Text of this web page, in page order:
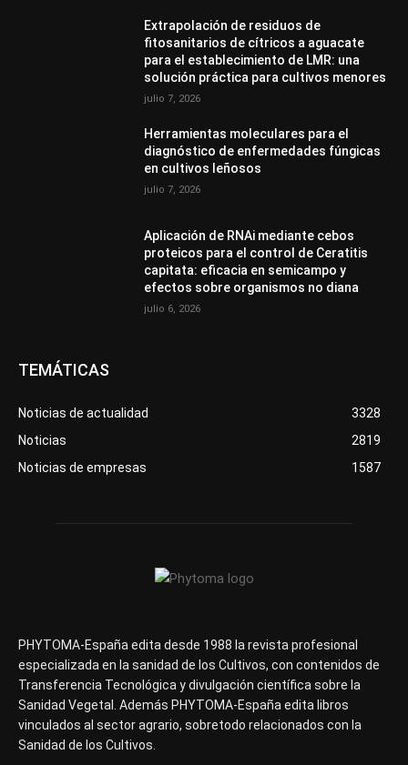
Extrapolación de residuos de
fitosanitarios de cítricos a aguacate
para el establecimiento de LMR: una
solución práctica para cultivos menores
julio 7, 2026
Herramientas moleculares para el
diagnóstico de enfermedades fúngicas
en cultivos leñosos
julio 7, 2026
Aplicación de RNAi mediante cebos
proteicos para el control de Ceratitis
capitata: eficacia en semicampo y
efectos sobre organismos no diana
julio 6, 2026
TEMÁTICAS
Noticias de actualidad
3328
Noticias
2819
Noticias de empresas
1587
PHYTOMA-España edita desde 1988 la revista profesional
especializada en la sanidad de los Cultivos, con contenidos de
Transferencia Tecnológica y divulgación científica sobre la
Sanidad Vegetal. Además PHYTOMA-España edita libros
vinculados al sector agrario, sobretodo relacionados con la
Sanidad de los Cultivos.